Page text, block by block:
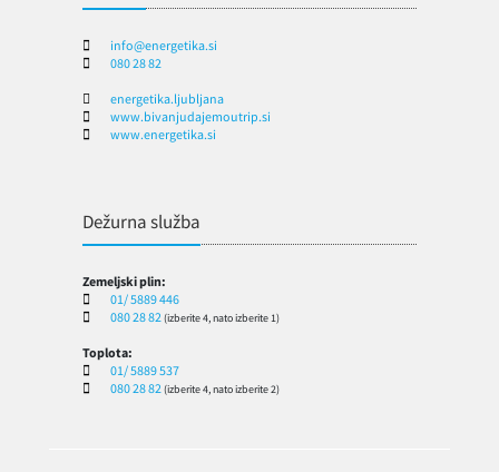
info@energetika.si
080 28 82
energetika.ljubljana
www.bivanjudajemoutrip.si
www.energetika.si
Dežurna služba
Zemeljski plin:
01/ 5889 446
080 28 82 (izberite 4, nato izberite 1)
Toplota:
01/ 5889 537
080 28 82 (izberite 4, nato izberite 2)